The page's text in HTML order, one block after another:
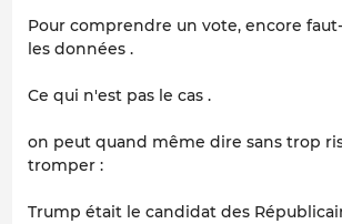
Pour comprendre un vote, encore
les données .
Ce qui n'est pas le cas .
on peut quand même dire sans trop
tromper :
Trump était le candidat des